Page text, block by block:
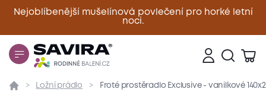
Nejoblíbenější mušelínová povlečení pro horké letní
noci.
Zavřít
Přehled Parametry Popis produktu Materiál
Ložní prádlo Froté prostěradlo Exclusive - vanilkové